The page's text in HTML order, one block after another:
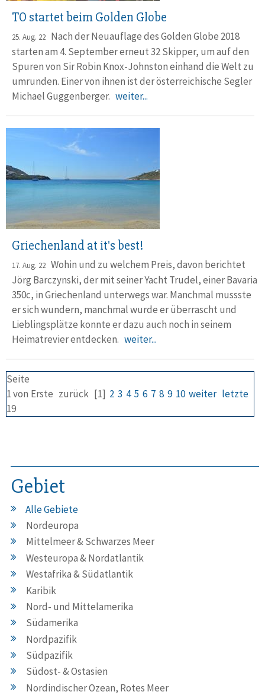
TO startet beim Golden Globe
25. Aug. 22 Nach der Neuauflage des Golden Globe 2018
starten am 4. Sep­tem­ber erneut 32 Skipper, um auf den
Spuren von Sir Robin Knox-Johnston einhand die Welt zu
umrunden. Einer von ihnen ist der öster­reichi­sche Segler
Michael Guggen­berger. weiter...
Griechenland at it's best!
17. Aug. 22 Wohin und zu welchem Preis, davon berichtet
Jörg Barczynski, der mit seiner Yacht Trudel, einer Bavaria
350c, in Griechenland unter­wegs war. Manchmal mussste
er sich wundern, manchmal wurde er überrascht und
Lieblings­plätze konnte er dazu auch noch in seinem
Heimat­revier entdecken. weiter...
Seite
1 von
19
Erste zurück [1] 2 3 4 5 6 7 8 9 10 weiter letzte
Gebiet
Alle Gebiete
Nordeuropa
Mittelmeer & Schwarzes Meer
Westeuropa & Nordatlantik
Westafrika & Südatlantik
Karibik
Nord- und Mittelamerika
Südamerika
Nordpazifik
Südpazifik
Südost- & Ostasien
Nordindischer Ozean, Rotes Meer